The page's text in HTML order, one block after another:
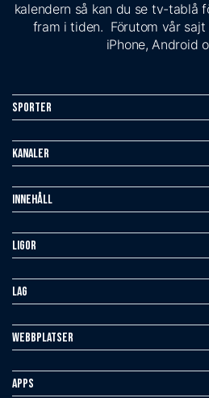
kalendern så kan du se tv-tablå
fram i tiden. Förutom vår
iPhone, Android
Sporter
Kanaler
Innehåll
Ligor
Lag
Webbplatser
Apps